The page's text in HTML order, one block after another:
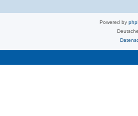
Powered by